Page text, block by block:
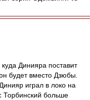
Динияра поставит
будет вместо Дзюбы.
играл в локо на
Торбинский больше